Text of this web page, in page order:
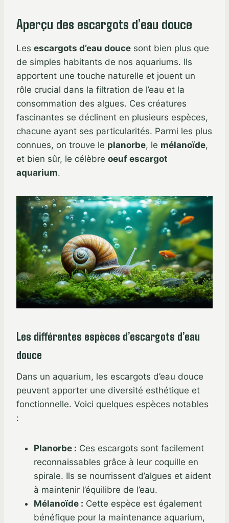
Aperçu des escargots d’eau douce
Les escargots d’eau douce sont bien plus que
de simples habitants de nos aquariums. Ils
apportent une touche naturelle et jouent un
rôle crucial dans la filtration de l’eau et la
consommation des algues. Ces créatures
fascinantes se déclinent en plusieurs espèces,
chacune ayant ses particularités. Parmi les plus
connues, on trouve le planorbe, le mélanoïde,
et bien sûr, le célèbre oeuf escargot
aquarium.
Les différentes espèces d’escargots d’eau
douce
Dans un aquarium, les escargots d’eau douce
peuvent apporter une diversité esthétique et
fonctionnelle. Voici quelques espèces notables
:
Planorbe : Ces escargots sont facilement
reconnaissables grâce à leur coquille en
spirale. Ils se nourrissent d’algues et aident
à maintenir l’équilibre de l’eau.
Mélanoïde : Cette espèce est également
bénéfique pour la maintenance aquarium,